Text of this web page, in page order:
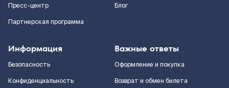
Пресс-центр
Партнерская программа
Блог
Информация
Безопасность
Конфиденциальность
Важные ответы
Оформление и покупка
Возврат и обмен билета